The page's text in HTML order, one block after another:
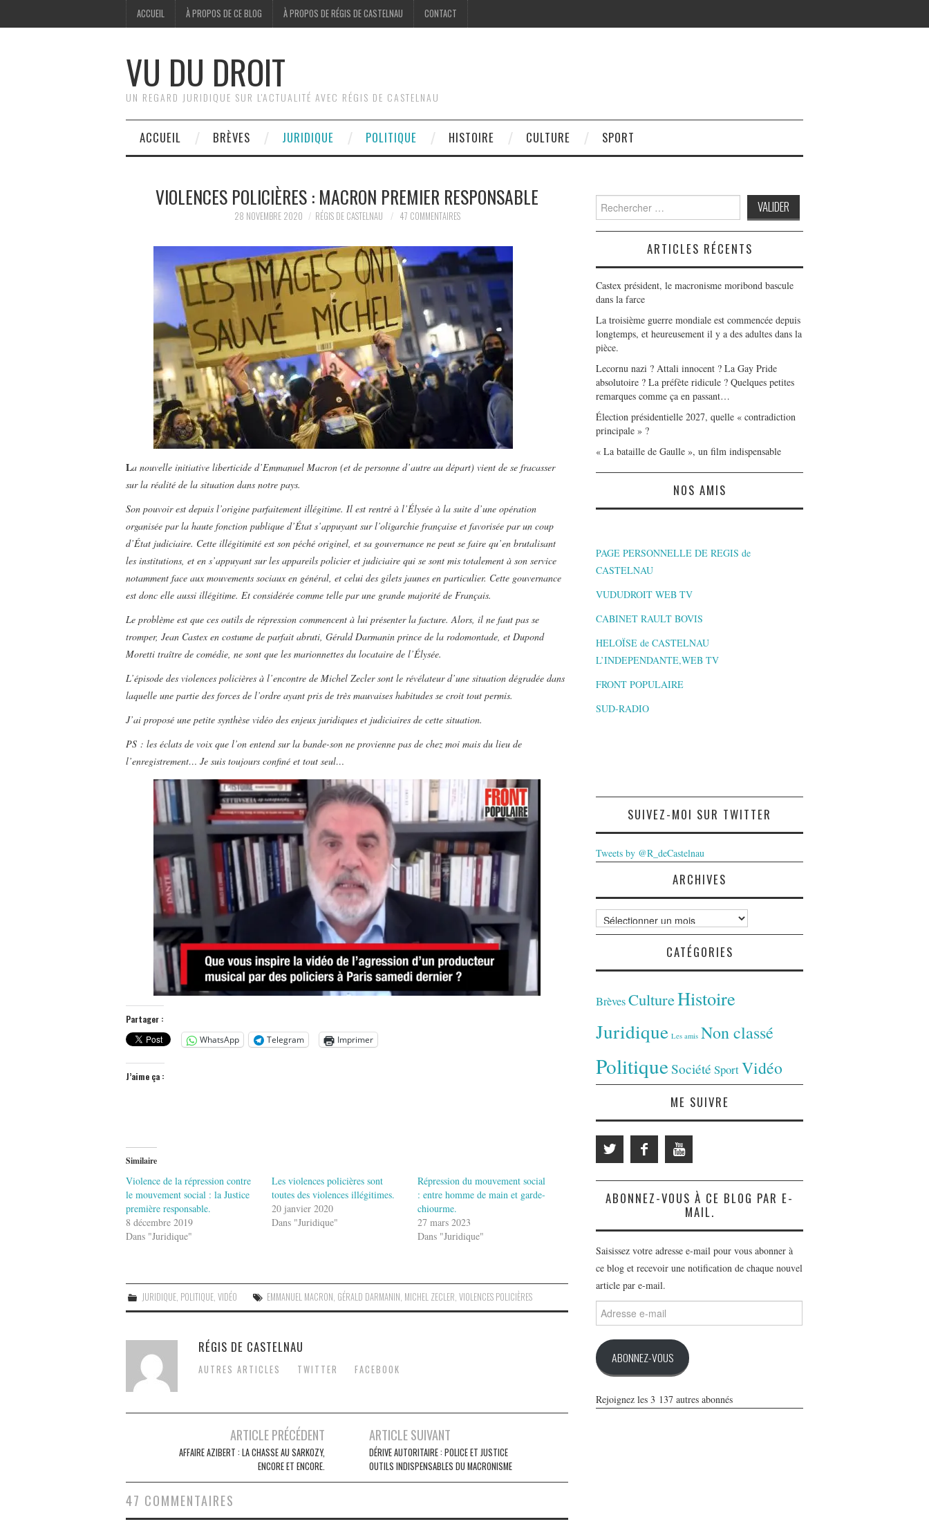
ACCUEIL À PROPOS DE CE BLOG À PROPOS DE RÉGIS DE CASTELNAU CONTACT
VU DU DROIT
UN REGARD JURIDIQUE SUR L'ACTUALITÉ AVEC RÉGIS DE CASTELNAU
ACCUEIL BRÈVES JURIDIQUE POLITIQUE HISTOIRE CULTURE SPORT
VIOLENCES POLICIÈRES : MACRON PREMIER RESPONSABLE
28 NOVEMBRE 2020 RÉGIS DE CASTELNAU 47 COMMENTAIRES
La nouvelle initiative liberticide d’Emmanuel Macron (et de personne d’autre au départ) vient de se fracasser
sur la réalité de la situation dans notre pays.
Son pouvoir est depuis l’origine parfaitement illégitime. Il est rentré à l’Élysée à la suite d’une opération
organisée par la haute fonction publique d’État s’appuyant sur l’oligarchie française et favorisée par un coup
d’État judiciaire. Cette illégitimité est son péché originel, et sa gouvernance ne peut se faire qu’en brutalisant
les institutions, et en s’appuyant sur les appareils policier et judiciaire qui se sont mis totalement à son service
notamment face aux mouvements sociaux en général, et celui des gilets jaunes en particulier. Cette gouvernance
est donc elle aussi illégitime. Et considérée comme telle par une grande majorité de Français.
Le problème est que ces outils de répression commencent à lui présenter la facture. Alors, il ne faut pas se
tromper, Jean Castex en costume de parfait abruti, Gérald Darmanin prince de la rodomontade, et Dupond
Moretti traître de comédie, ne sont que les marionnettes du locataire de l’Élysée.
L’épisode des violences policières à l’encontre de Michel Zecler sont le révélateur d’une situation dégradée dans
laquelle une partie des forces de l’ordre ayant pris de très mauvaises habitudes se croit tout permis.
J’ai proposé une petite synthèse vidéo des enjeux juridiques et judiciaires de cette situation.
PS : les éclats de voix que l’on entend sur la bande-son ne provienne pas de chez moi mais du lieu de
l’enregistrement… Je suis toujours confiné et tout seul…
Partager :
WhatsApp
Telegram Imprimer
J’aime ça :
Similaire
Violence de la répression contre
le mouvement social : la Justice
première responsable.
8 décembre 2019
Dans "Juridique"
Les violences policières sont
toutes des violences illégitimes.
20 janvier 2020
Dans "Juridique"
Répression du mouvement social
: entre homme de main et garde-
chiourme.
27 mars 2023
Dans "Juridique"
JURIDIQUE, POLITIQUE,VIDÉO EMMANUEL MACRON, GÉRALD DARMANIN, MICHEL ZECLER,VIOLENCES POLICIÈRES
RÉGIS DE CASTELNAU
AUTRES ARTICLES TWITTER FACEBOOK
navigation
ARTICLE PRÉCÉDENT
AFFAIRE AZIBERT : LA CHASSE AU SARKOZY,
ENCORE ET ENCORE.
ARTICLE SUIVANT
DÉRIVE AUTORITAIRE : POLICE ET JUSTICE
OUTILS INDISPENSABLES DU MACRONISME
47 COMMENTAIRES
Search
for:
ARTICLES RÉCENTS
Castex président, le macronisme moribond bascule
dans la farce
La troisième guerre mondiale est commencée depuis
longtemps, et heureusement il y a des adultes dans la
pièce.
Lecornu nazi ? Attali innocent ? La Gay Pride
absolutoire ? La préfète ridicule ? Quelques petites
remarques comme ça en passant…
Élection présidentielle 2027, quelle « contradiction
principale » ?
« La bataille de Gaulle », un film indispensable
NOS AMIS
PAGE PERSONNELLE DE REGIS de
CASTELNAU
VUDUDROIT WEB TV
CABINET RAULT BOVIS
HELOÏSE de CASTELNAU
L’INDEPENDANTE,WEB TV
FRONT POPULAIRE
SUD-RADIO
SUIVEZ-MOI SUR TWITTER
Tweets by @R_deCastelnau
ARCHIVES
Archives
CATÉGORIES
BrèvesCultureHistoire
Juridique Les amis Non classé
PolitiqueSociété SportVidéo
ME SUIVRE
ABONNEZ-VOUS À CE BLOG PAR E-
MAIL.
Saisissez votre adresse e-mail pour vous abonner à
ce blog et recevoir une notification de chaque nouvel
article par e-mail.
Adresse
e-
ABONNEZ-VOUS
Rejoignez les 3 137 autres abonnés